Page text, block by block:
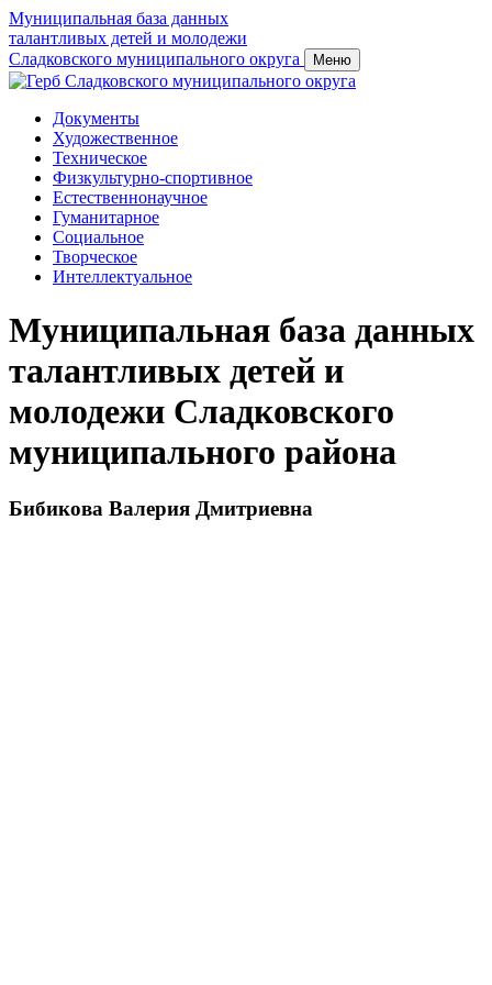
Муниципальная база данных
талантливых детей и молодежи
Сладковского муниципального округа
Меню
Документы
Художественное
Техническое
Физкультурно-спортивное
Естественнонаучное
Гуманитарное
Социальное
Творческое
Интеллектуальное
Муниципальная база данных
талантливых детей и
молодежи Сладковского
муниципального района
Бибикова Валерия Дмитриевна